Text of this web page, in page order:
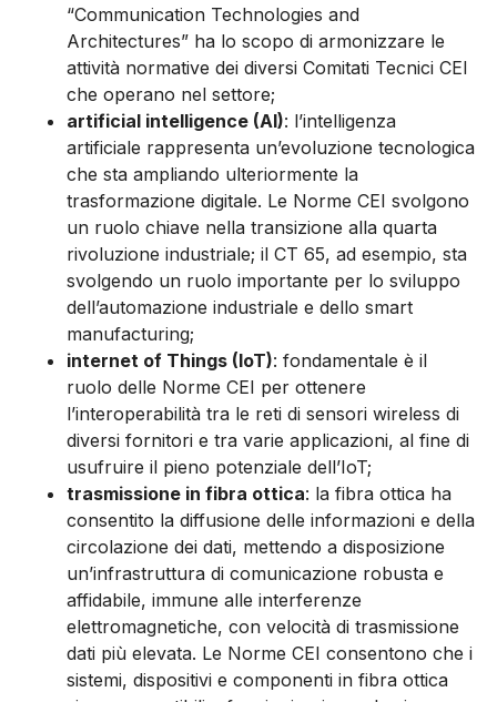
“Communication Technologies and
Architectures” ha lo scopo di armonizzare le
attività normative dei diversi Comitati Tecnici CEI
che operano nel settore;
artificial intelligence (AI): l’intelligenza
artificiale rappresenta un’evoluzione tecnologica
che sta ampliando ulteriormente la
trasformazione digitale. Le Norme CEI svolgono
un ruolo chiave nella transizione alla quarta
rivoluzione industriale; il CT 65, ad esempio, sta
svolgendo un ruolo importante per lo sviluppo
dell’automazione industriale e dello smart
manufacturing;
internet of Things (IoT): fondamentale è il
ruolo delle Norme CEI per ottenere
l’interoperabilità tra le reti di sensori wireless di
diversi fornitori e tra varie applicazioni, al fine di
usufruire il pieno potenziale dell’IoT;
trasmissione in fibra ottica: la fibra ottica ha
consentito la diffusione delle informazioni e della
circolazione dei dati, mettendo a disposizione
un’infrastruttura di comunicazione robusta e
affidabile, immune alle interferenze
elettromagnetiche, con velocità di trasmissione
dati più elevata. Le Norme CEI consentono che i
sistemi, dispositivi e componenti in fibra ottica